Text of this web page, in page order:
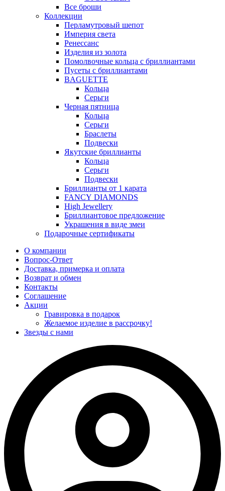
Все броши
Коллекции
Перламутровый шепот
Империя света
Ренессанс
Изделия из золота
Помолвочные кольца с бриллиантами
Пусеты с бриллиантами
BAGUETTE
Кольца
Серьги
Черная пятница
Кольца
Серьги
Браслеты
Подвески
Якутские бриллианты
Кольца
Серьги
Подвески
Бриллианты от 1 карата
FANCY DIAMONDS
High Jewellery
Бриллиантовое предложение
Украшения в виде змеи
Подарочные сертификаты
О компании
Вопрос-Ответ
Доставка, примерка и оплата
Возврат и обмен
Контакты
Соглашение
Акции
Гравировка в подарок
Желаемое изделие в рассрочку!
Звезды с нами